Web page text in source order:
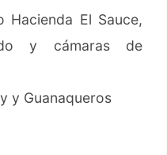
Hacienda El Sauce,
y cámaras de
y Guanaqueros